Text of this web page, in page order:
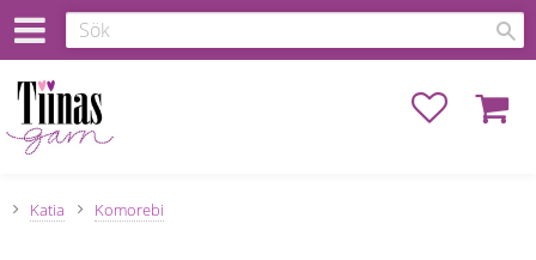
Favoriter
Katia Komorebi